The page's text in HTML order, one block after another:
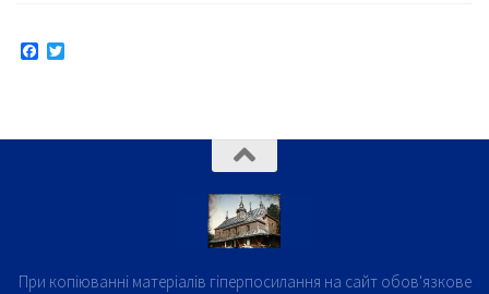
Facebook
При копіюванні матеріалів гіперпосилання на сайт обов'язкове